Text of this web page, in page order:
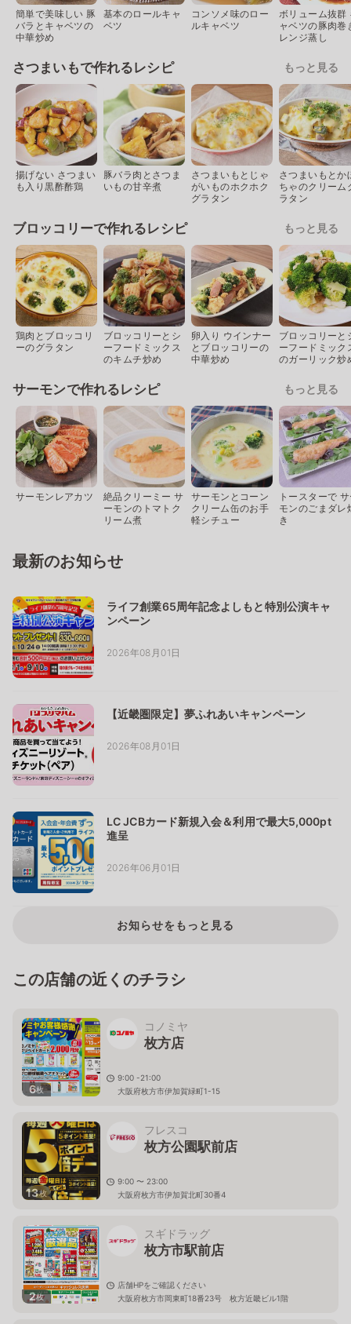
簡単で美味しい 豚
バラとキャベツの
中華炒め
基本のロールキャ
ベツ
コンソメ味のロー
ルキャベツ
ボリューム抜群
ャベツの豚肉巻
レンジ蒸し
さつまいもで作れるレシピ もっと見る
揚げない さつまい
も入り黒酢酢鶏
豚バラ肉とさつま
いもの甘辛煮
さつまいもとじゃ
がいものホクホク
グラタン
さつまいもとか
ちゃのクリーム
ラタン
ブロッコリーで作れるレシピ もっと見る
鶏肉とブロッコリ
ーのグラタン
ブロッコリーとシ
ーフードミックス
のキムチ炒め
卵入り ウインナー
とブロッコリーの
中華炒め
ブロッコリーと
ーフードミック
のガーリック炒
サーモンで作れるレシピ もっと見る
サーモンレアカツ
絶品クリーミー サ
ーモンのトマトク
リーム煮
サーモンとコーン
クリーム缶のお手
軽シチュー
トースターで
モンのごまダレ
き
最新のお知らせ
ライフ創業65周年記念よしもと特別公演キャ
ンペーン
2026年08月01日
【近畿圏限定】夢ふれあいキャンペーン
2026年08月01日
LC JCBカード新規入会＆利用で最大5,000pt
進呈
2026年06月01日
お知らせをもっと見る
この店舗の近くのチラシ
6枚
コノミヤ
枚方店
9:00 -21:00
大阪府枚方市伊加賀緑町1-15
13枚
フレスコ
枚方公園駅前店
9:00 〜 23:00
大阪府枚方市伊加賀北町30番4
2枚
スギドラッグ
枚方市駅前店
店舗HPをご確認ください
大阪府枚方市岡東町18番23号 枚方近畿ビル1階